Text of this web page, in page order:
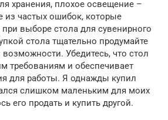
хранения, плохое освещение –
из частых ошибок, которые
выборе стола для сувенирного
стола тщательно продумайте
Убедитесь, что стол
требованиям и обеспечивает
для работы. Я однажды купил
слишком маленьким для моих
его продать и купить другой.